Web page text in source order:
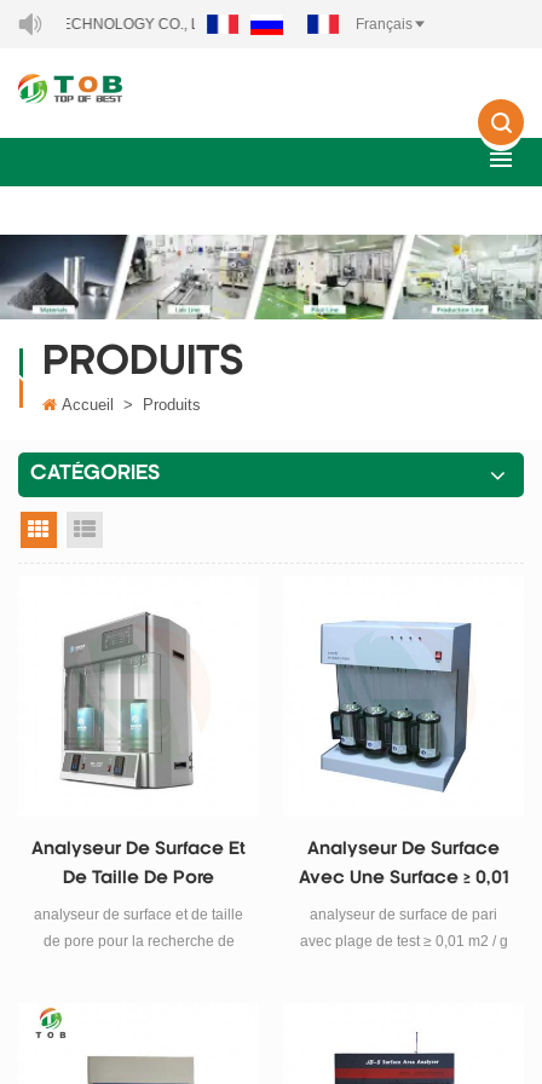
TECHNOLOGY CO., LTD.. Français
PRODUITS
Accueil > Produits
CATÉGORIES
vue grille
Analyseur De Surface Et
De Taille De Pore
analyseur de surface et de taille
de pore pour la recherche de
tension: 100v ~ 220v ± 10v
maximale: 300 w connexion:
Analyseur De Surface
Avec Une Surface ≥ 0,01
M2 / G
analyseur de surface de pari
avec plage de test ≥ 0,01 m2 / g
maximale: 300 w connexion:
mise à la terre, prise de courant